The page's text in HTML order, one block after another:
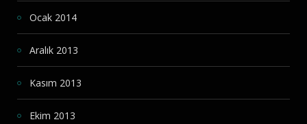
Ocak 2014
Aralık 2013
Kasım 2013
Ekim 2013